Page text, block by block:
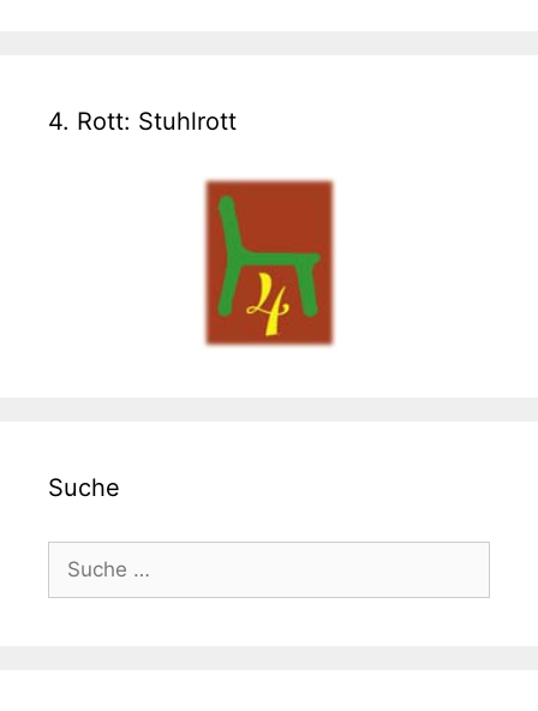
4. Rott: Stuhlrott
Suche
Suche
nach: